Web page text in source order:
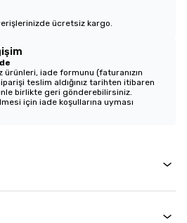
ücretsiz kargo.
iade formunu (faturanızın
teslim aldığınız tarihten itibaren
birlikte geri gönderebilirsiniz.
için iade koşullarına uyması